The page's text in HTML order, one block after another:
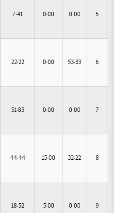
5
0.00
0.00
7.41
6
53.33
0.00
22.22
7
0.00
0.00
51.85
8
32.22
15.00
44.44
9
0.00
5.00
18.52